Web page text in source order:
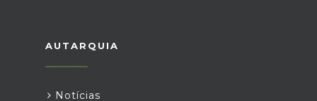
AUTARQUIA
Notícias